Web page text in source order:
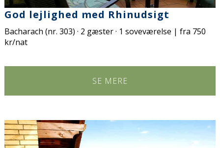
God lejlighed med Rhinudsigt
Bacharach (nr. 303) · 2 gæster · 1 soveværelse | fra 750
kr/nat
SE MERE